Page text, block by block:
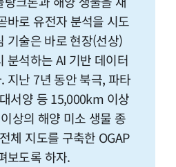
바로 유전자 분석을 시도
기술은 바로 현장(선상)
분석하는 AI 기반 데이터
지난 7년 동안 북극, 파타
서양 등 15,000km 이상
상의 해양 미소 생물 종
체 지도를 구축한 OGAP
보도록 하자.